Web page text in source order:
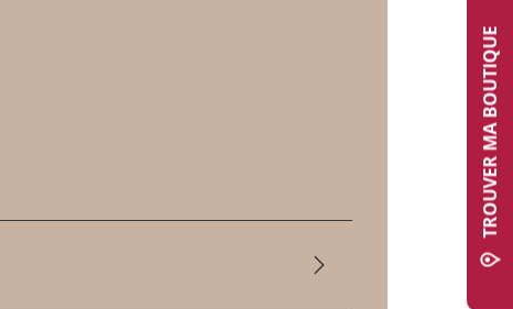
TROUVER MA BOUTIQUE